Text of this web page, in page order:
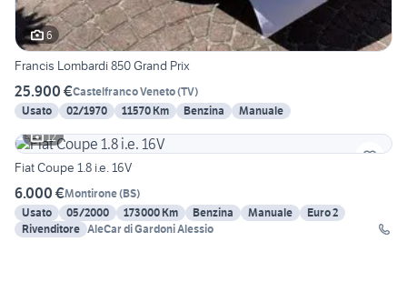
6
Francis Lombardi 850 Grand Prix
25.900 €Castelfranco Veneto(TV)
Usato
02/1970 11570 Km Benzina
Manuale
12
Fiat Coupe 1.8 i.e. 16V
6.000 €Montirone(BS)
Usato
05/2000 173000 Km Benzina Manuale
Euro 2
Rivenditore AleCar di Gardoni Alessio